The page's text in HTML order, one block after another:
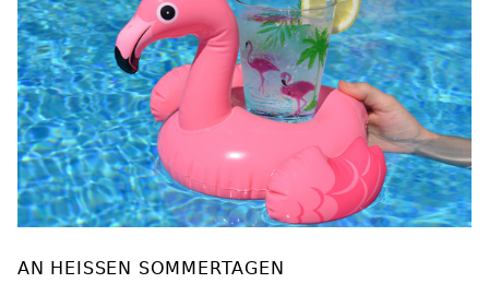
AN HEISSEN SOMMERTAGEN